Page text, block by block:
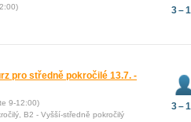
3 –
pro středně pokročilé 13.7. -
9-12:00)
B2 - Vyšší-středně pokročilý
3 –